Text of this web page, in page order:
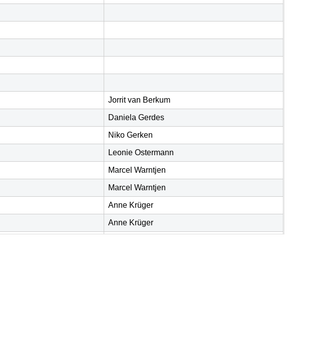
Jorrit van Berkum
Daniela Gerdes
Niko Gerken
Leonie Ostermann
Marcel Warntjen
Marcel Warntjen
Anne Krüger
Anne Krüger